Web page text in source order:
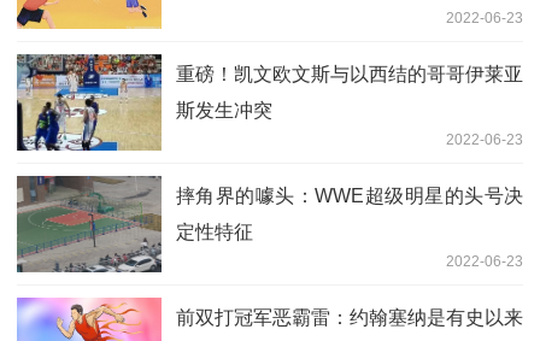
2022-06-23
重磅！凯文欧文斯与以西结的哥哥伊莱亚
斯发生冲突
2022-06-23
摔角界的噱头：WWE超级明星的头号决
定性特征
2022-06-23
前双打冠军恶霸雷：约翰塞纳是有史以来